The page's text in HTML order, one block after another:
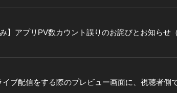
み】アプリPV数カウント誤りのお詫びとお知らせ
イブ配信をする際のプレビュー画面に、視聴者側